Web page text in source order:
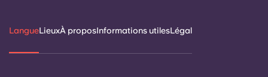
LangueLieuxÀ proposInformations utilesLégal